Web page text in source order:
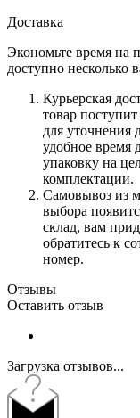
Доставка
Экономьте время на
доступно несколько
Курьерская
товар
для уточнения
удобное время
упаковку на
комплектации.
Самовывоз из
выбора
склад, вам
обратитесь к
номер.
Отзывы
Оставить отзыв
Загрузка отзывов...